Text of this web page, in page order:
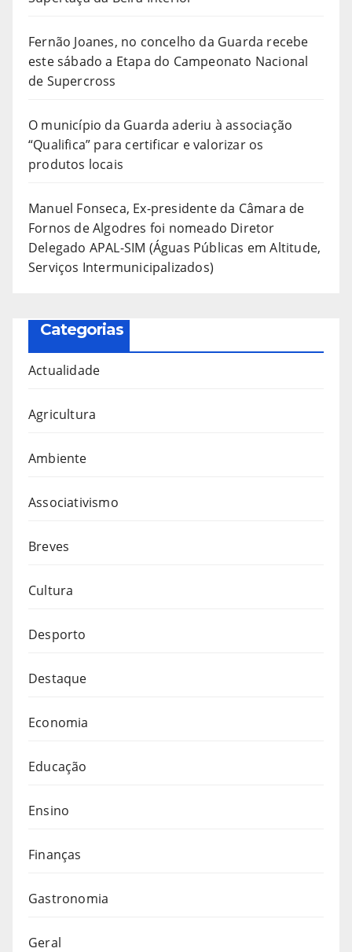
Fernão Joanes, no concelho da Guarda recebe
este sábado a Etapa do Campeonato Nacional
de Supercross
O município da Guarda aderiu à associação
“Qualifica” para certificar e valorizar os
produtos locais
Manuel Fonseca, Ex-presidente da Câmara de
Fornos de Algodres foi nomeado Diretor
Delegado APAL-SIM (Águas Públicas em Altitude,
Serviços Intermunicipalizados)
Categorias
Actualidade
Agricultura
Ambiente
Associativismo
Breves
Cultura
Desporto
Destaque
Economia
Educação
Ensino
Finanças
Gastronomia
Geral